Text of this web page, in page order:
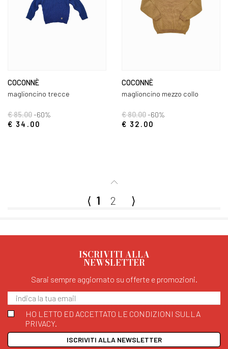
COCONNÈ
maglioncino trecce
€ 85.00-60%
€ 34.00
COCONNÈ
maglioncino mezzo collo
€ 80.00-60%
€ 32.00
⟨ 1 2 ⟩
ISCRIVITI ALLA
NEWSLETTER
Sarai sempre aggiornato su offerte e promozioni.
HO LETTO ED ACCETTATO LE CONDIZIONI SULLA
PRIVACY.
ISCRIVITI ALLA NEWSLETTER